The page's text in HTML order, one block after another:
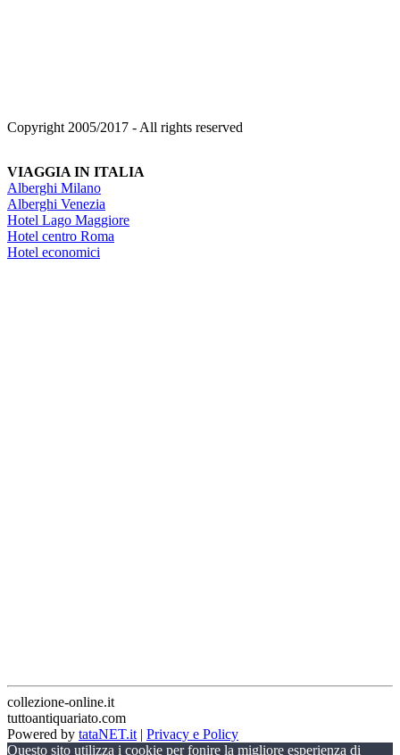
Copyright 2005/2017 - All rights reserved
VIAGGIA IN ITALIA
Alberghi Milano
Alberghi Venezia
Hotel Lago Maggiore
Hotel centro Roma
Hotel economici
collezione-online.it
tuttoantiquariato.com
Powered by tataNET.it | Privacy e Policy
Questo sito utilizza i cookie per fonire la migliore esperienza di